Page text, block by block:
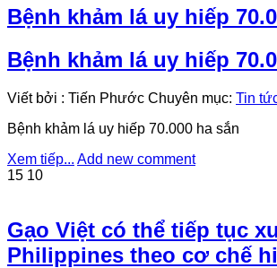
Bệnh khảm lá uy hiếp
Bệnh khảm lá uy hiếp
Viết bởi : Tiến Phước Chuyên mục: Tin
Bệnh khảm lá uy hiếp 70.000 ha sắn
Xem tiếp... Add new comment
15 10
Gạo Việt có thể tiếp tục
Philippines theo cơ chế